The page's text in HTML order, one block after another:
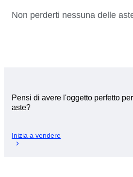
Non perderti nessuna delle
Pensi di avere l'oggetto perfetto
aste?
Inizia a vendere